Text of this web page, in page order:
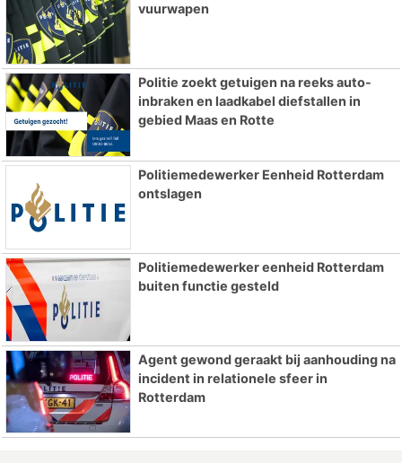
vuurwapen
Politie zoekt getuigen na reeks auto-
inbraken en laadkabel diefstallen in
gebied Maas en Rotte
Politiemedewerker Eenheid Rotterdam
ontslagen
Politiemedewerker eenheid Rotterdam
buiten functie gesteld
Agent gewond geraakt bij aanhouding na
incident in relationele sfeer in
Rotterdam